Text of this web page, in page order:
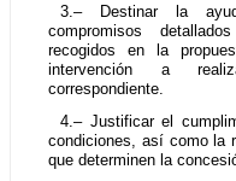
3.– Destinar la
compromisos
recogidos en la
intervención a
correspondiente.
4.– Justificar el
condiciones, así como la
que determinen la